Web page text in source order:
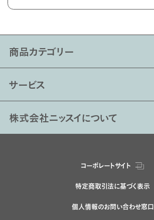
商品カテゴリー
サービス
株式会社ニッスイについて
コーポレートサイト
特定商取引法に基づく表示
個人情報のお問い合わせ窓口